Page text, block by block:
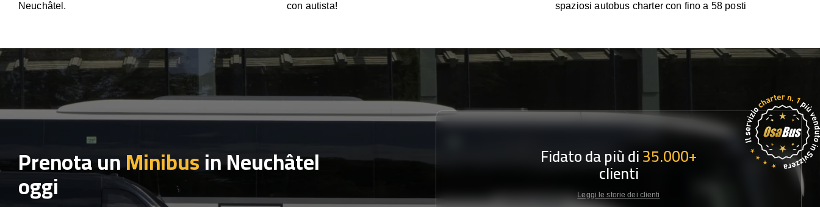
Neuchâtel.
con autista!
spaziosi autobus charter con fino a 58 posti
Prenota unMinibusin Neuchâtel
oggi
Fidato da più di35.000+
clienti
Leggi le storie dei clienti